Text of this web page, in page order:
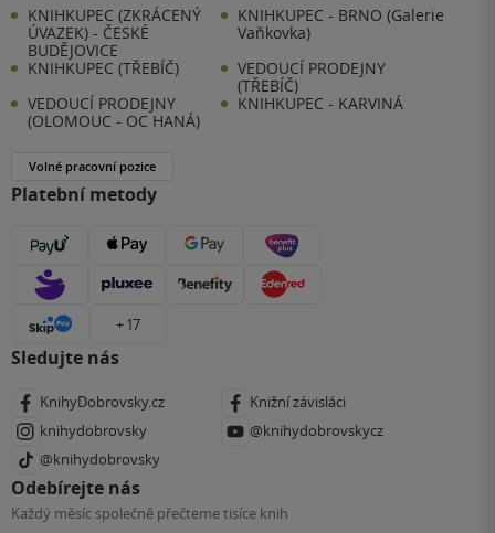
KNIHKUPEC (ZKRÁCENÝ
ÚVAZEK) - ČESKÉ
BUDĚJOVICE
KNIHKUPEC - BRNO (Galerie
Vaňkovka)
KNIHKUPEC (TŘEBÍČ)
VEDOUCÍ PRODEJNY
(TŘEBÍČ)
VEDOUCÍ PRODEJNY
(OLOMOUC - OC HANÁ)
KNIHKUPEC - KARVINÁ
Volné pracovní pozice
Platební metody
+ 17
Sledujte nás
KnihyDobrovsky.cz
Knižní závisláci
knihydobrovsky
@knihydobrovskycz
@knihydobrovsky
Odebírejte nás
Každý měsíc společně přečteme tisíce knih